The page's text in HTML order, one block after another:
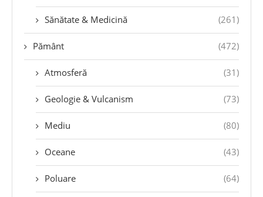
Sănătate & Medicină (261)
Pământ (472)
Atmosferă (31)
Geologie & Vulcanism (73)
Mediu (80)
Oceane (43)
Poluare (64)